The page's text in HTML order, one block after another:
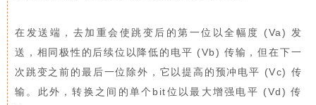
在发送端，去加重会使跳变后的第一位以全幅度 (Va) 发
送，相同极性的后续位以降低的电平 (Vb) 传输，但在下一
次跳变之前的最后一位除外，它以提高的预冲电平 (Vc) 传
输。此外，转换之间的单个bit位以最大增强电平 (Vd) 传